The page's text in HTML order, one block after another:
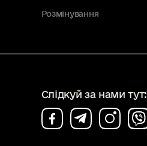
Розмінування
Слідкуй за нами тут: